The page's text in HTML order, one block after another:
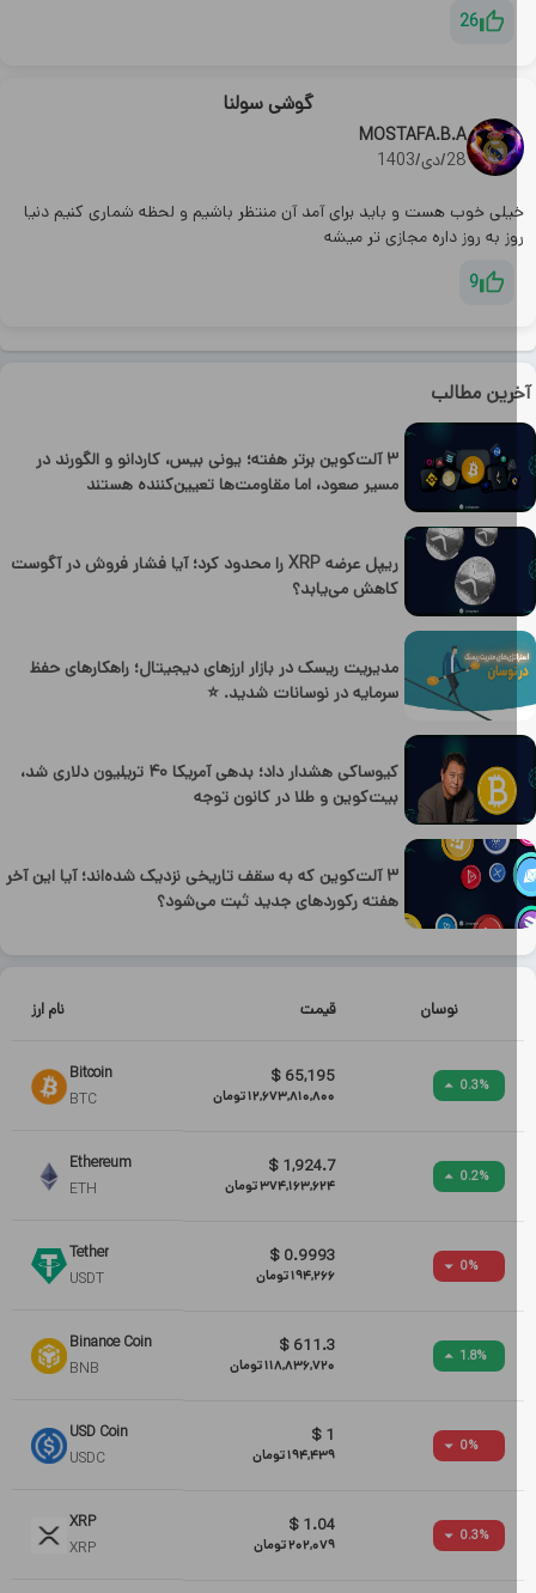
مطالب
۳ آلت‌کوین برتر هفته؛ یونی بیس، کاردانو و الگورند در
مسیر صعود، اما مقاومت‌ها تعیین‌کننده هستند
ریپل عرضه XRP را محدود کرد؛ آیا فشار فروش در آگوست
کاهش می‌یابد؟
مدیریت ریسک در بازار ارزهای دیجیتال؛ راهکارهای حفظ
سرمایه در نوسانات شدید. ⭐
کیوساکی هشدار داد؛ بدهی آمریکا ۴۰ تریلیون دلاری شد،
بیت‌کوین و طلا در کانون توجه
۳ آلت‌کوین که به سقف تاریخی نزدیک شده‌اند؛ آیا این آخر
هفته رکوردهای جدید ثبت می‌شود؟
نوسان قیمت نام ارز
0.3
65,195
$
12,673,810,800تومان
Bitcoin
BTC
0.2
1,924.7
$
374,163,624تومان
Ethereum
ETH
0.9993
$
194,266تومان
Tether
USDT
1.8
611.3
$
118,836,720تومان
Binance Coin
BNB
$
194,439تومان
USD Coin
USDC
0.3
1.04
$
202,079تومان
XRP
XRP
26
گوشی سولنا
MOSTAFA.B.A
28/دی/1403
خوب هست و باید برای آمد آن منتظر باشیم و لحظه شماری کنیم دنیا
به روز داره مجازی تر میشه
9